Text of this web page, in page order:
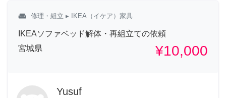
weekend 修理・組立 ▸ IKEA（イケア）家具
IKEAソファベッド解体・再組立ての依頼
宮城県
¥10,000
Yusuf